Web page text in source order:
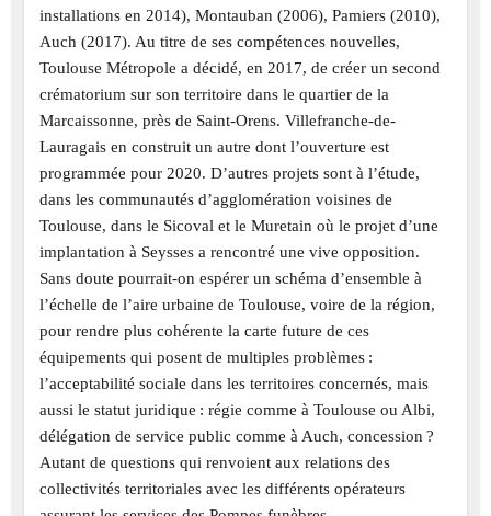
installations en 2014), Montauban (2006), Pamiers (2010),
Auch (2017). Au titre de ses compétences nouvelles,
Toulouse Métropole a décidé, en 2017, de créer un second
crématorium sur son territoire dans le quartier de la
Marcaissonne, près de Saint-Orens. Villefranche-de-
Lauragais en construit un autre dont l’ouverture est
programmée pour 2020. D’autres projets sont à l’étude,
dans les communautés d’agglomération voisines de
Toulouse, dans le Sicoval et le Muretain où le projet d’une
implantation à Seysses a rencontré une vive opposition.
Sans doute pourrait-on espérer un schéma d’ensemble à
l’échelle de l’aire urbaine de Toulouse, voire de la région,
pour rendre plus cohérente la carte future de ces
équipements qui posent de multiples problèmes :
l’acceptabilité sociale dans les territoires concernés, mais
aussi le statut juridique : régie comme à Toulouse ou Albi,
délégation de service public comme à Auch, concession ?
Autant de questions qui renvoient aux relations des
collectivités territoriales avec les différents opérateurs